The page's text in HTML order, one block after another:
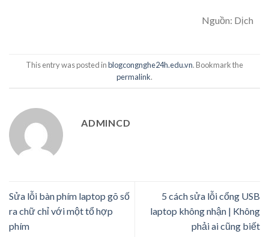
Nguồn: Dịch
This entry was posted inblogcongnghe24h.edu.vn. Bookmark the
permalink.
ADMINCD
Sửa lỗi bàn phím laptop gõ số
ra chữ chỉ với một tổ hợp
phím
5 cách sửa lỗi cổng USB
laptop không nhận | Không
phải ai cũng biết